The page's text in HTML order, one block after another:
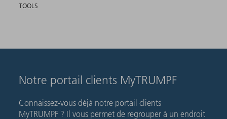
TOOLS
Notre portail clients MyTRUMPF
Connaissez-vous déjà notre portail clients
MyTRUMPF ? Il vous permet de regrouper à un endroit